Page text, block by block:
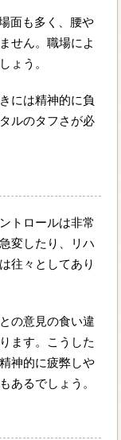
面も多く、腰や
せん。職場によ
ょう。
には精神的に負
ルのタフさが必
トロールは非常
変したり、リハ
往々としてあり
の意見の食い違
ます。こうした
神的に疲弊しや
あるでしょう。